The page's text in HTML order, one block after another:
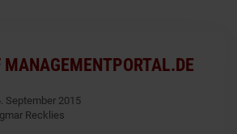
MANAGEMENTPORTAL.DE
September 2015
Recklies